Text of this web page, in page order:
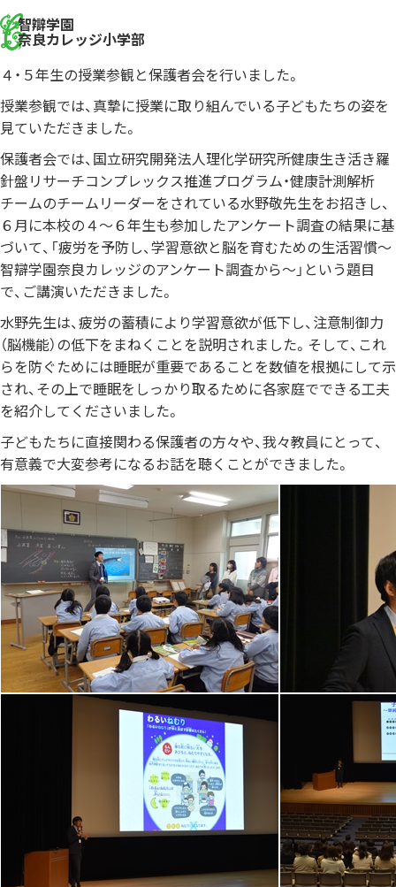
智辯学園
奈良カレッジ小学部
４・５年生の授業参観と保護者会を行いました。
授業参観では、真摯に授業に取り組んでいる子どもたちの姿を
見ていただきました。
保護者会では、国立研究開発法人理化学研究所健康生き活き羅
針盤リサーチコンプレックス推進プログラム・健康計測解析
チームのチームリーダーをされている水野敬先生をお招きし、
６月に本校の４～６年生も参加したアンケート調査の結果に基
づいて、「疲労を予防し、学習意欲と脳を育むための生活習慣～
智辯学園奈良カレッジのアンケート調査から～」という題目
で、ご講演いただきました。
水野先生は、疲労の蓄積により学習意欲が低下し、注意制御力
（脳機能）の低下をまねくことを説明されました。そして、これ
らを防ぐためには睡眠が重要であることを数値を根拠にして示
され、その上で睡眠をしっかり取るために各家庭でできる工夫
を紹介してくださいました。
子どもたちに直接関わる保護者の方々や、我々教員にとって、
有意義で大変参考になるお話を聴くことができました。